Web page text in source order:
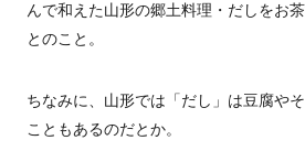
んで和えた山形の郷土料理・だしをお
とのこと。
ちなみに、山形では「だし」は豆腐や
こともあるのだとか。